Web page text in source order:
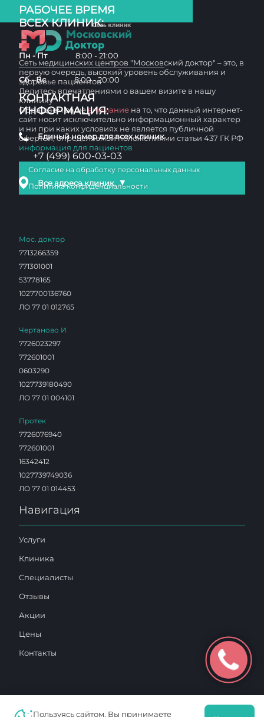
РАБОЧЕЕ ВРЕМЯ
ВСЕХ КЛИНИК:
Пн - Пт 8:00 - 21:00
Сб - Вс 8:00 - 20:00
КОНТАКТНАЯ
ИНФОРМАЦИЯ:
Единый номер для всех клиник
+7 (499) 600-03-03
Все адреса клиник ▼
Сеть медицинских центров "Московский доктор" – это, в
первую очередь, высокий уровень обслуживания и
здоровье пациентов
Делитесь впечатлениями о вашем визите в нашу
клинику
Обращаем вашевнимание на то, что данный интернет-
сайт носит исключительно информационный характер
и ни при каких условиях не является публичной
офертой, определяемой положениями статьи 437 ГК РФ
информация для пациентов
Согласие на обработку персональных данных
Политика конфиденциальности
Мос. доктор
7713266359
771301001
53778165
1027700136760
ЛО 77 01 012765
Чертаново И
7726023297
772601001
0603290
1027739180490
ЛО 77 01 004101
Протек
7726076940
772601001
16342412
1027739749036
ЛО 77 01 014453
Навигация
Услуги
Клиника
Специалисты
Отзывы
Акции
Цены
Контакты
Пользуясь сайтом, Вы принимаете